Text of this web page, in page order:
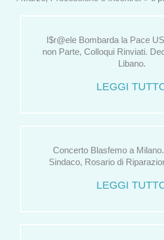
I$r@ele Bombarda la Pace
non Parte, Colloqui Rinviati.
Libano.
LEGGI
Concerto Blasfemo a
Sindaco, Rosario di
LEGGI